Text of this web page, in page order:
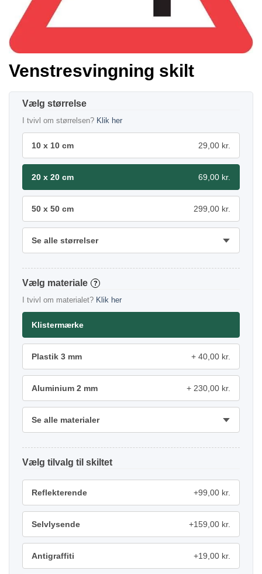
Venstresvingning skilt
størrelse
I tvivl om størrelsen? Klik her
10 x 10 cm 29,00 kr.
20 x 20 cm 69,00 kr.
50 x 50 cm 299,00 kr.
Se alle størrelser
materiale ?
I tvivl om materialet? Klik her
Klistermærke
Plastik 3 mm 40,00 kr.
Aluminium 2 mm 230,00 kr.
Se alle materialer
tilvalg
Reflekterende +99,00 kr.
Selvlysende +159,00 kr.
Antigraffiti +19,00 kr.